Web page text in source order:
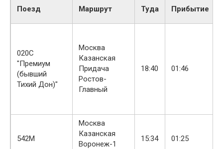
Поезд Маршрут Туда Прибытие
020С
"Премиум
(бывший
Тихий Дон)"
Москва
Казанская
Придача
Ростов-
Главный
18:40 01:46
542М
Москва
Казанская
Воронеж-1
15:34 01:25